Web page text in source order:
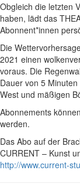
Obgleich die letzten
haben, lädt das
Abonnent*innen
Die
2021 einen
voraus. Die
Dauer von 5
West und mäßigen
Abonnements
werden.
Das Abo auf der
CURRENT – Kunst
http://www.current-